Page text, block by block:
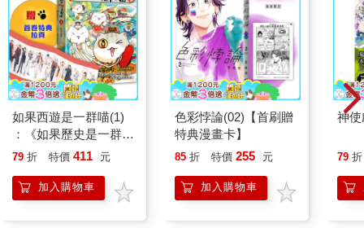
如果西遊是一群喵(1)
：《如果歷史是一群
喵》作者最新力作，附
79 折 特價 411 元
加入購物車
色彩悖論(02)【首刷贈
特典漫畫卡】
85 折 特價 255 元
加入購物車
神
79 折